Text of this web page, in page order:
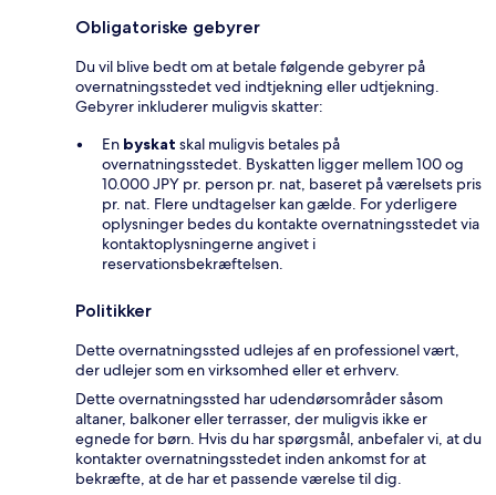
Obligatoriske gebyrer
Du vil blive bedt om at betale følgende gebyrer på
overnatningsstedet ved indtjekning eller udtjekning.
Gebyrer inkluderer muligvis skatter:
En byskat skal muligvis betales på
overnatningsstedet. Byskatten ligger mellem 100 og
10.000 JPY pr. person pr. nat, baseret på værelsets pris
pr. nat. Flere undtagelser kan gælde. For yderligere
oplysninger bedes du kontakte overnatningsstedet via
kontaktoplysningerne angivet i
reservationsbekræftelsen.
Politikker
Dette overnatningssted udlejes af en professionel vært,
der udlejer som en virksomhed eller et erhverv.
Dette overnatningssted har udendørsområder såsom
altaner, balkoner eller terrasser, der muligvis ikke er
egnede for børn. Hvis du har spørgsmål, anbefaler vi, at du
kontakter overnatningsstedet inden ankomst for at
bekræfte, at de har et passende værelse til dig.